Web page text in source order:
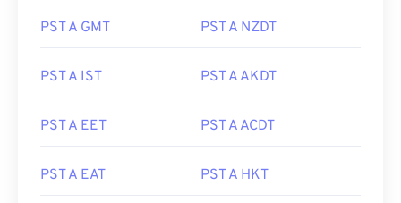
PST A GMT PST A NZDT
PST A IST PST A AKDT
PST A EET PST A ACDT
PST A EAT PST A HKT